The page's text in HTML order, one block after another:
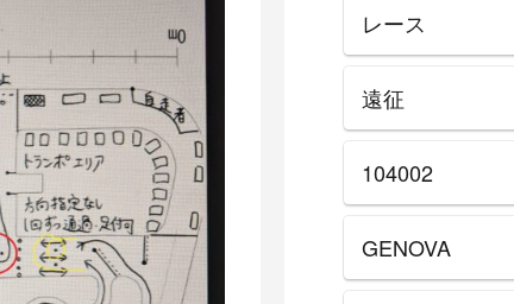
レース
遠征
104002
GENOVA